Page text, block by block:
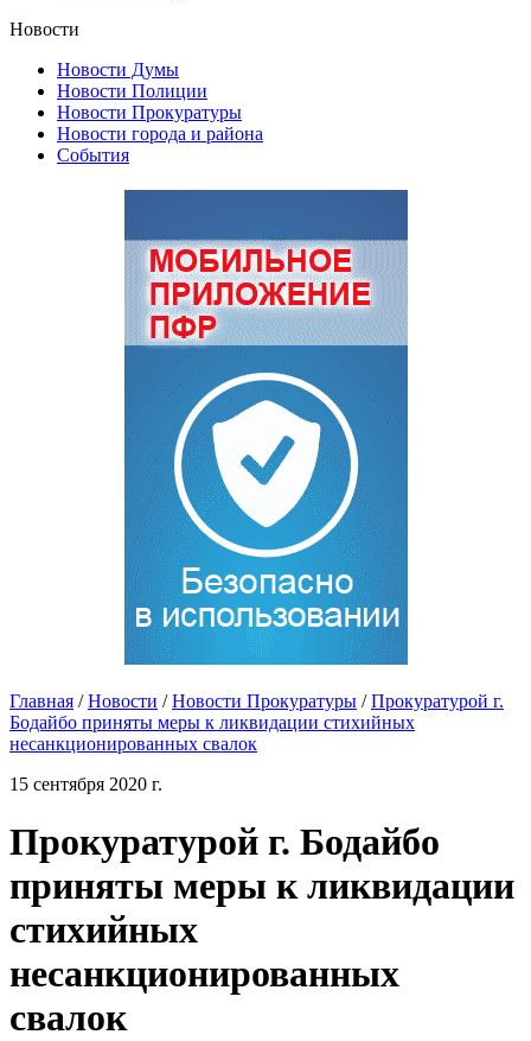
Новости
Новости Думы
Новости Полиции
Новости Прокуратуры
Новости города и района
События
Главная / Новости / Новости Прокуратуры / Прокуратурой г.
Бодайбо приняты меры к ликвидации стихийных
несанкционированных свалок
15 сентября 2020 г.
Прокуратурой г. Бодайбо
приняты меры к ликвидации
стихийных
несанкционированных
свалок